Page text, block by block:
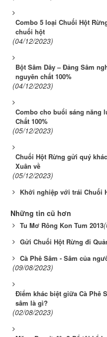
Combo 5 loại Chuối Hột
chuối hột
(04/12/2023)
Bột Sâm Dây – Đảng Sâm
nguyên chất 100%
(04/12/2023)
Combo cho buổi sáng năng
Chất 100%
(05/12/2023)
Chuối Hột Rừng gửi quý
Xuân về
(05/12/2023)
Khởi nghiệp với trái Chuối
Những tin cũ hơn
Tu Mơ Rông Kon Tum 2013
Gửi Chuối Hột Rừng đi
Cà Phê Sâm - Sâm của
(09/08/2023)
Điểm khác biệt giữa Cà Phê
sâm là gì?
(02/08/2023)